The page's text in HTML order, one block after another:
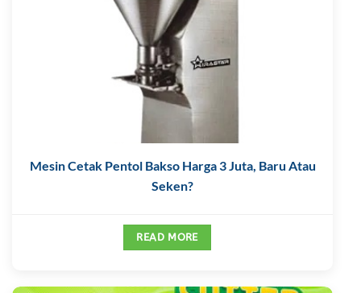
Mesin Cetak Pentol Bakso Harga 3 Juta, Baru Atau
Seken?
READ MORE